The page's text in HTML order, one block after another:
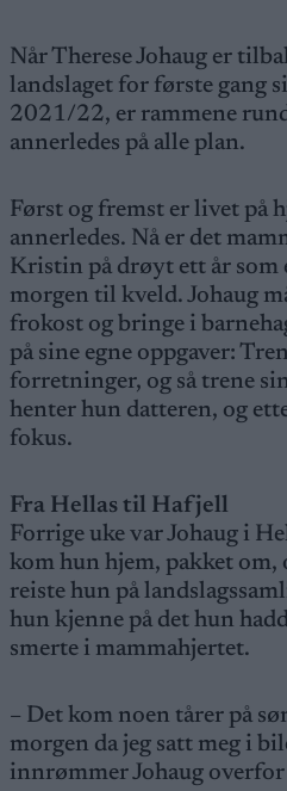
Når Therese Johaug er
landslaget for første gang
2021/22, er rammene
annerledes på alle plan.
Først og fremst er livet på
annerledes. Nå er det
Kristin på drøyt ett år som
morgen til kveld. Johaug
frokost og bringe i
på sine egne oppgaver:
forretninger, og så trene
henter hun datteren, og
fokus.
Fra Hellas til Hafjell
Forrige uke var Johaug i
kom hun hjem, pakket om,
reiste hun på
hun kjenne på det hun
smerte i mammahjertet.
– Det kom noen tårer på
morgen da jeg satt meg i
innrømmer Johaug overfor